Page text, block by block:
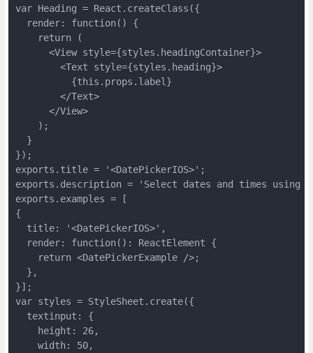
var Heading = React.createClass({
  render: function() {
    return (
      <View style={styles.headingContainer}>
        <Text style={styles.heading}>
          {this.props.label}
        </Text>
      </View>
    );
  }
});
exports.title = '<DatePickerIOS>';
exports.description = 'Select dates and times using
exports.examples = [
{
  title: '<DatePickerIOS>',
  render: function(): ReactElement {
    return <DatePickerExample />;
  },
}];
var styles = StyleSheet.create({
  textinput: {
    height: 26,
    width: 50,